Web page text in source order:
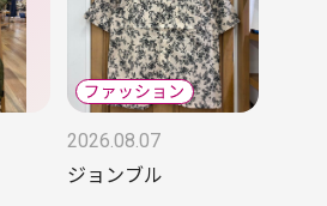
2026.08.07
ジョンブル